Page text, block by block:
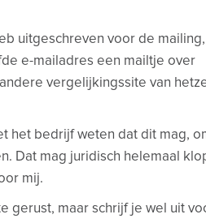
uitgeschreven voor de
e-mailadres een mailtje over
vergelijkingssite van
het bedrijf weten dat dit mag,
Dat mag juridisch helemaal
mij.
gerust, maar schrijf je wel uit